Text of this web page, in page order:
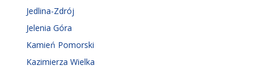
Jedlina-Zdrój
Jelenia Góra
Kamień Pomorski
Kazimierza Wielka